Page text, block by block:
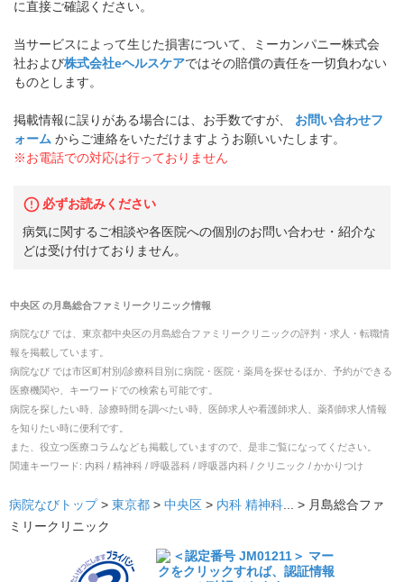
に直接ご確認ください。
当サービスによって生じた損害について、ミーカンパニー株式会
社および株式会社eヘルスケアではその賠償の責任を一切負わない
ものとします。
掲載情報に誤りがある場合には、お手数ですが、
お問い合わせフ
ォーム からご連絡をいただけますようお願いいたします。
※お電話での対応は行っておりません
必ずお読みください
病気に関するご相談や各医院への個別のお問い合わせ・紹介な
どは受け付けておりません。
中央区の月島総合ファミリークリニック情報
病院なび では、 東京都中央区の月島総合ファミリークリニックの評判・求人・転職情
報を掲載しています。
病院なび では市区町村別/診療科目別に病院・医院・薬局を探せるほか、予約ができる
医療機関や、キーワードでの検索も可能です。
病院を探したい時、診療時間を調べたい時、医師求人や看護師求人、薬剤師求人情報
を知りたい時に便利です。
また、役立つ医療コラムなども掲載していますので、是非ご覧になってください。
関連キーワード: 内科 / 精神科 / 呼吸器科 / 呼吸器内科 / クリニック / かかりつけ
病院なびトップ > 東京都 > 中央区 > 内科 精神科... > 月島総合ファ
ミリークリニック